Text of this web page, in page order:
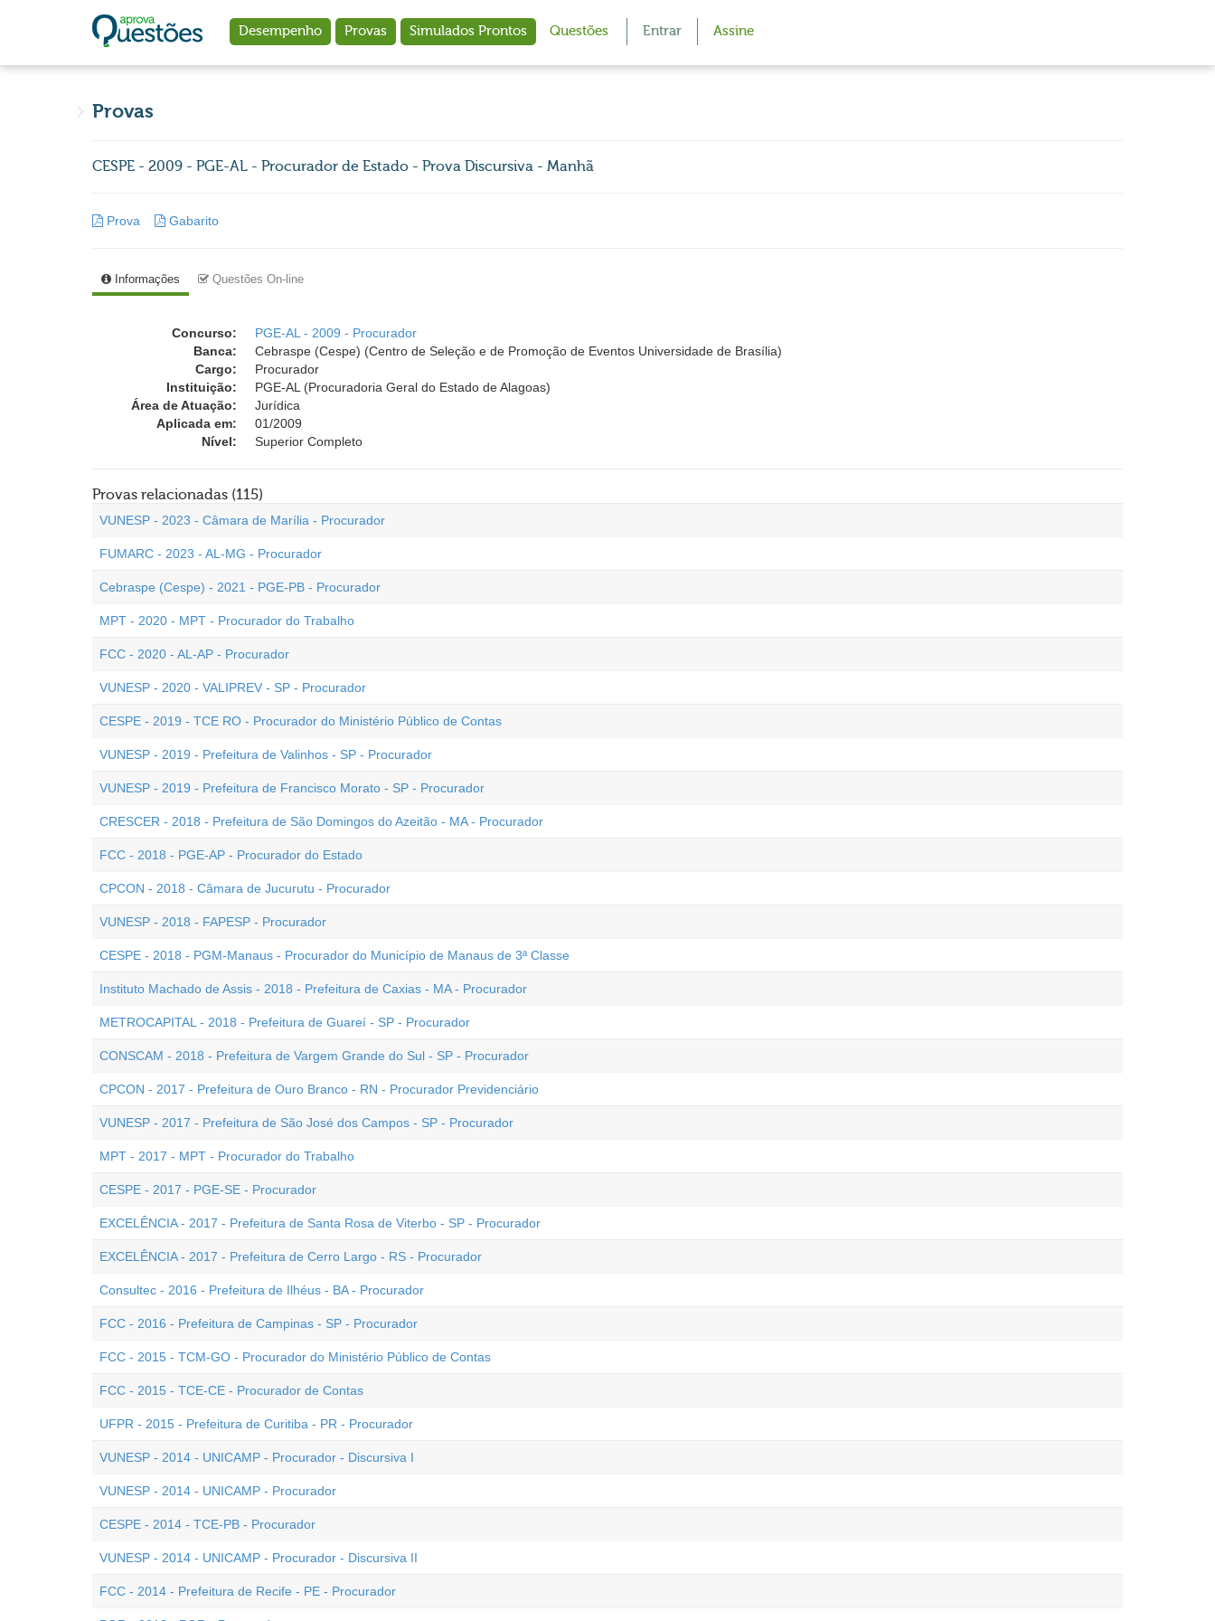
Desempenho Provas Simulados Prontos Questões Entrar Assine
Provas
CESPE - 2009 - PGE-AL - Procurador de Estado - Prova Discursiva - Manhã
Prova Gabarito
Informações Questões On-line
Concurso:
PGE-AL - 2009 - Procurador
Banca:
Cebraspe (Cespe) (Centro de Seleção e de Promoção de Eventos Universidade de Brasília)
Cargo:
Procurador
Instituição:
PGE-AL (Procuradoria Geral do Estado de Alagoas)
Área de Atuação:
Jurídica
Aplicada em:
01/2009
Nível:
Superior Completo
Provas relacionadas (115)
VUNESP - 2023 - Câmara de Marília - Procurador
FUMARC - 2023 - AL-MG - Procurador
Cebraspe (Cespe) - 2021 - PGE-PB - Procurador
MPT - 2020 - MPT - Procurador do Trabalho
FCC - 2020 - AL-AP - Procurador
VUNESP - 2020 - VALIPREV - SP - Procurador
CESPE - 2019 - TCE RO - Procurador do Ministério Público de Contas
VUNESP - 2019 - Prefeitura de Valinhos - SP - Procurador
VUNESP - 2019 - Prefeitura de Francisco Morato - SP - Procurador
CRESCER - 2018 - Prefeitura de São Domingos do Azeitão - MA - Procurador
FCC - 2018 - PGE-AP - Procurador do Estado
CPCON - 2018 - Câmara de Jucurutu - Procurador
VUNESP - 2018 - FAPESP - Procurador
CESPE - 2018 - PGM-Manaus - Procurador do Município de Manaus de 3ª Classe
Instituto Machado de Assis - 2018 - Prefeitura de Caxias - MA - Procurador
METROCAPITAL - 2018 - Prefeitura de Guareí - SP - Procurador
CONSCAM - 2018 - Prefeitura de Vargem Grande do Sul - SP - Procurador
CPCON - 2017 - Prefeitura de Ouro Branco - RN - Procurador Previdenciário
VUNESP - 2017 - Prefeitura de São José dos Campos - SP - Procurador
MPT - 2017 - MPT - Procurador do Trabalho
CESPE - 2017 - PGE-SE - Procurador
EXCELÊNCIA - 2017 - Prefeitura de Santa Rosa de Viterbo - SP - Procurador
EXCELÊNCIA - 2017 - Prefeitura de Cerro Largo - RS - Procurador
Consultec - 2016 - Prefeitura de Ilhéus - BA - Procurador
FCC - 2016 - Prefeitura de Campinas - SP - Procurador
FCC - 2015 - TCM-GO - Procurador do Ministério Público de Contas
FCC - 2015 - TCE-CE - Procurador de Contas
UFPR - 2015 - Prefeitura de Curitiba - PR - Procurador
VUNESP - 2014 - UNICAMP - Procurador - Discursiva I
VUNESP - 2014 - UNICAMP - Procurador
CESPE - 2014 - TCE-PB - Procurador
VUNESP - 2014 - UNICAMP - Procurador - Discursiva II
FCC - 2014 - Prefeitura de Recife - PE - Procurador